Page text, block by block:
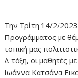
Την Τρίτη 14/2/2023
Προγράμματος με
τοπική μας
Δ τάξη, οι μαθητές
Ιωάννα Κατσάνα